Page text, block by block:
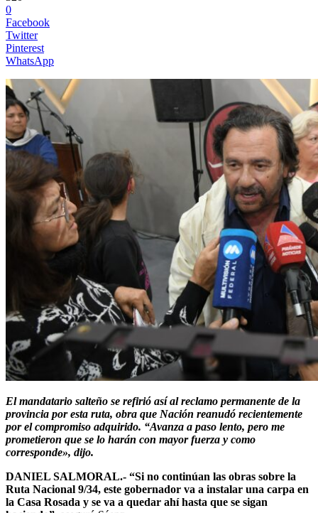
0
Facebook
Twitter
Pinterest
WhatsApp
El mandatario salteño se refirió así al reclamo permanente de la
provincia por esta ruta, obra que Nación reanudó recientemente
por el compromiso adquirido. “Avanza a paso lento, pero me
prometieron que se lo harán con mayor fuerza y como
corresponde», dijo.
DANIEL SALMORAL.- “Si no continúan las obras sobre la
Ruta Nacional 9/34, este gobernador va a instalar una carpa en
la Casa Rosada y se va a quedar ahí hasta que se sigan